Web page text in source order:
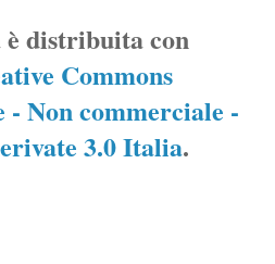
è distribuita con
Commons
Non commerciale -
3.0 Italia.